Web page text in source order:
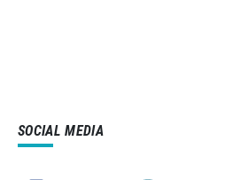
SOCIAL MEDIA